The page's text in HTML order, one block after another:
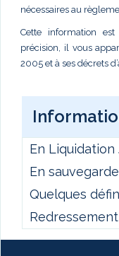
nécessaires au
Cette information
précision, il vous
2005 et à ses décrets
En Liquidation
En sauvegarde
Quelques